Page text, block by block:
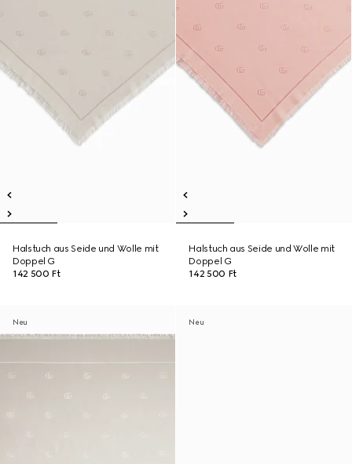
Halstuch aus Seide und Wolle mit
Doppel G
142 500 Ft
Halstuch aus Seide und Wolle mit
Doppel G
142 500 Ft
Neu Neu